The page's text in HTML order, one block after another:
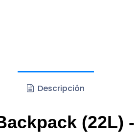
Descripción
(22L)